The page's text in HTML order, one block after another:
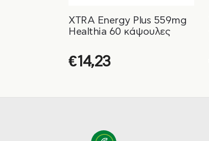
XTRA Energy Plus 559mg
Healthia 60 κάψουλες
€14,23